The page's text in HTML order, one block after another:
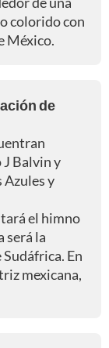
colorido con
México.
de
Balvin y
Azules y
el himno
será la
En
mexicana,